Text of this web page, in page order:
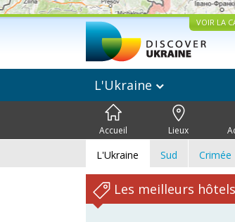
VOIR LA
L'Ukraine
Accueil Lieux
L'Ukraine Sud Crimée
Les meilleurs hôtels